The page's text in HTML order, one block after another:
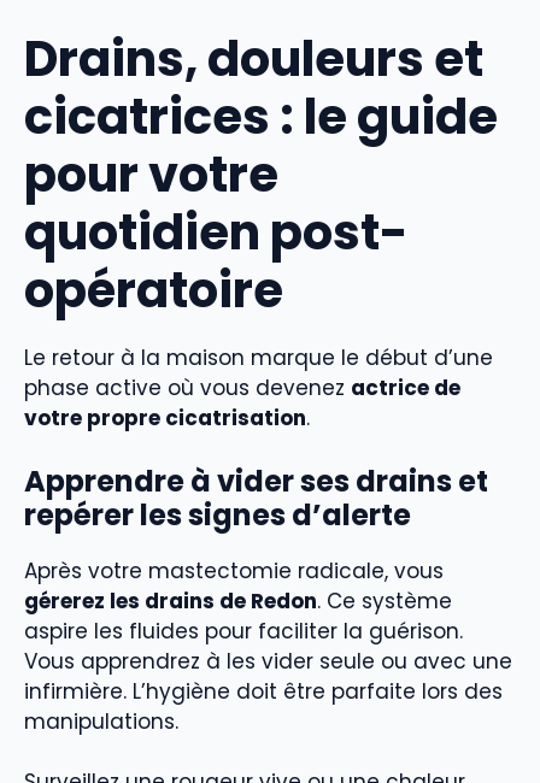
Drains, douleurs et
cicatrices : le guide
pour votre
quotidien post-
opératoire
Le retour à la maison marque le début d’une
phase active où vous devenez actrice de
votre propre cicatrisation.
Apprendre à vider ses drains et
repérer les signes d’alerte
Après votre mastectomie radicale, vous
gérerez les drains de Redon. Ce système
aspire les fluides pour faciliter la guérison.
Vous apprendrez à les vider seule ou avec une
infirmière. L’hygiène doit être parfaite lors des
manipulations.